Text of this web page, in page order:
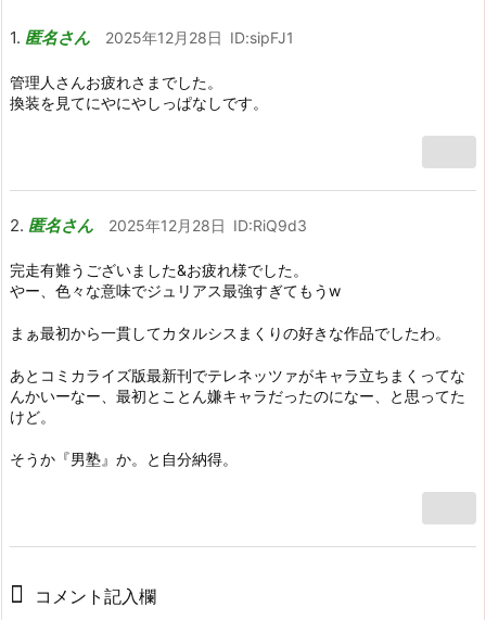
匿名さん 2025年12月28日 ID:sipFJ1
管理人さんお疲れさまでした。
換装を見てにやにやしっぱなしです。
匿名さん 2025年12月28日 ID:RiQ9d3
完走有難うございました&お疲れ様でした。
やー、色々な意味でジュリアス最強すぎてもうw
まぁ最初から一貫してカタルシスまくりの好きな作品でしたわ。
あとコミカライズ版最新刊でテレネッツァがキャラ立ちまくってな
んかいーなー、最初とことん嫌キャラだったのになー、と思ってた
けど。
そうか『男塾』か。と自分納得。
コメント記入欄